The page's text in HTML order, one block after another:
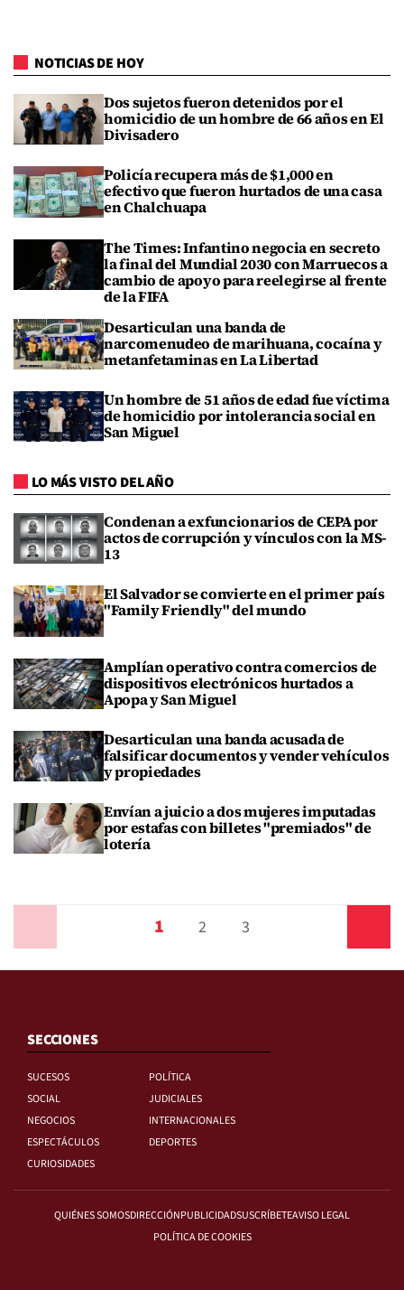
NOTICIAS DE HOY
Dos sujetos fueron detenidos por el
homicidio de un hombre de 66 años en El
Divisadero
Policía recupera más de $1,000 en
efectivo que fueron hurtados de una casa
en Chalchuapa
The Times: Infantino negocia en secreto
la final del Mundial 2030 con Marruecos a
cambio de apoyo para reelegirse al frente
de la FIFA
Desarticulan una banda de
narcomenudeo de marihuana, cocaína y
metanfetaminas en La Libertad
Un hombre de 51 años de edad fue víctima
de homicidio por intolerancia social en
San Miguel
LO MÁS VISTO DEL AÑO
Condenan a exfuncionarios de CEPA por
actos de corrupción y vínculos con la MS-
13
El Salvador se convierte en el primer país
"Family Friendly" del mundo
Amplían operativo contra comercios de
dispositivos electrónicos hurtados a
Apopa y San Miguel
Desarticulan una banda acusada de
falsificar documentos y vender vehículos
y propiedades
Envían a juicio a dos mujeres imputadas
por estafas con billetes "premiados" de
lotería
1 2 3
SECCIONES
SUCESOS
POLÍTICA
SOCIAL
JUDICIALES
NEGOCIOS
INTERNACIONALES
ESPECTÁCULOS
DEPORTES
CURIOSIDADES
QUIÉNES SOMOSDIRECCIÓNPUBLICIDADSUSCRÍBETEAVISO LEGAL
POLÍTICA DE COOKIES